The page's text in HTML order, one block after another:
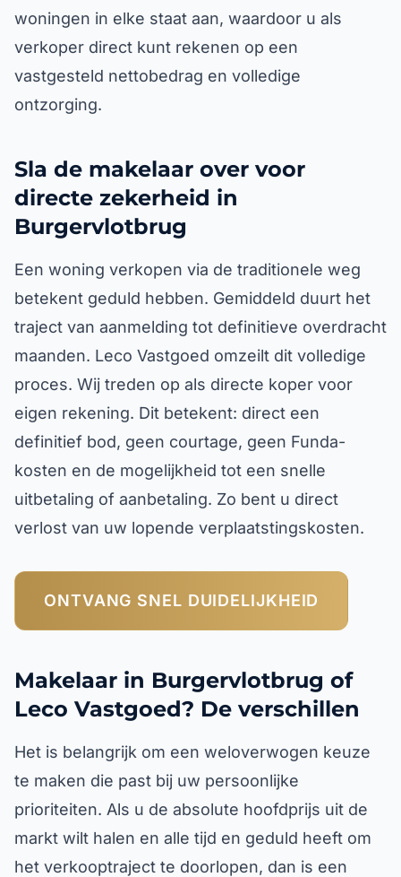
woningen in elke staat aan, waardoor u als
verkoper direct kunt rekenen op een
vastgesteld nettobedrag en volledige
ontzorging.
Sla de makelaar over voor
directe zekerheid in
Burgervlotbrug
Een woning verkopen via de traditionele weg
betekent geduld hebben. Gemiddeld duurt het
traject van aanmelding tot definitieve overdracht
maanden. Leco Vastgoed omzeilt dit volledige
proces. Wij treden op als directe koper voor
eigen rekening. Dit betekent: direct een
definitief bod, geen courtage, geen Funda-
kosten en de mogelijkheid tot een snelle
uitbetaling of aanbetaling. Zo bent u direct
verlost van uw lopende verplaatstingskosten.
ONTVANG SNEL DUIDELIJKHEID
Makelaar in Burgervlotbrug of
Leco Vastgoed? De verschillen
Het is belangrijk om een weloverwogen keuze
te maken die past bij uw persoonlijke
prioriteiten. Als u de absolute hoofdprijs uit de
markt wilt halen en alle tijd en geduld heeft om
het verkooptraject te doorlopen, dan is een